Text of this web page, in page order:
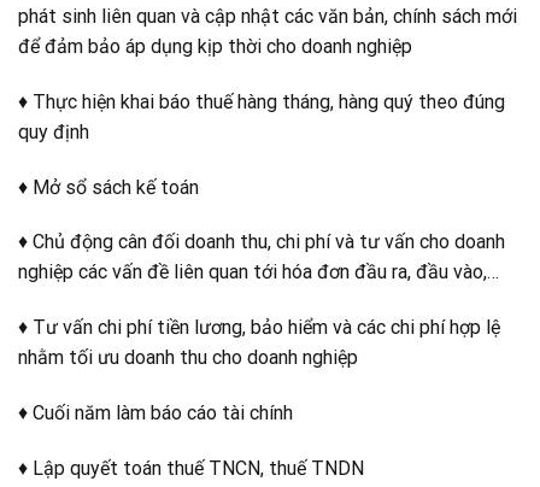
phát sinh liên quan và cập nhật các văn bản, chính sách mới
để đảm bảo áp dụng kịp thời cho doanh nghiệp
♦ Thực hiện khai báo thuế hàng tháng, hàng quý theo đúng
quy định
♦ Mở sổ sách kế toán
♦ Chủ động cân đối doanh thu, chi phí và tư vấn cho doanh
nghiệp các vấn đề liên quan tới hóa đơn đầu ra, đầu vào,…
♦ Tư vấn chi phí tiền lương, bảo hiểm và các chi phí hợp lệ
nhằm tối ưu doanh thu cho doanh nghiệp
♦ Cuối năm làm báo cáo tài chính
♦ Lập quyết toán thuế TNCN, thuế TNDN